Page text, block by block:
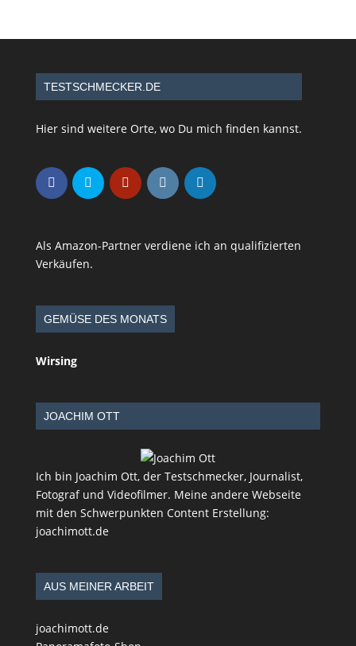
TESTSCHMECKER.DE
Hier sind weitere Orte, wo Du mich finden kannst.
Als Amazon-Partner verdiene ich an qualifizierten
Verkäufen.
GEMÜSE DES MONATS
Wirsing
JOACHIM OTT
Ich bin Joachim Ott, der Testschmecker, Journalist,
Fotograf und Videofilmer. Meine andere Webseite
mit den Schwerpunkten Content Erstellung:
joachimott.de
AUS MEINER ARBEIT
joachimott.de